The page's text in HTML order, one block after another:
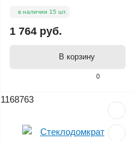
0
в наличии 15 шт.
1 764 руб.
В корзину
1168763